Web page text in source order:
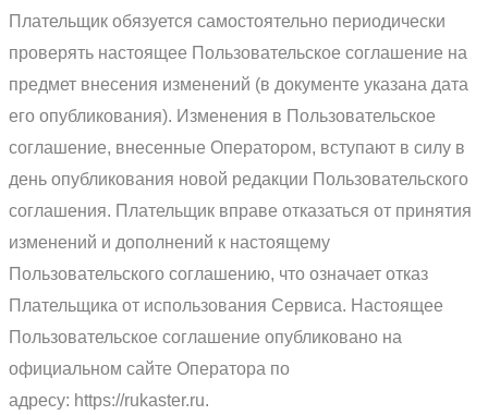
Плательщик обязуется самостоятельно периодически
проверять настоящее Пользовательское соглашение на
предмет внесения изменений (в документе указана дата
его опубликования). Изменения в Пользовательское
соглашение, внесенные Оператором, вступают в силу в
день опубликования новой редакции Пользовательского
соглашения. Плательщик вправе отказаться от принятия
изменений и дополнений к настоящему
Пользовательского соглашению, что означает отказ
Плательщика от использования Сервиса. Настоящее
Пользовательское соглашение опубликовано на
официальном сайте Оператора по
адресу: https://rukaster.ru.